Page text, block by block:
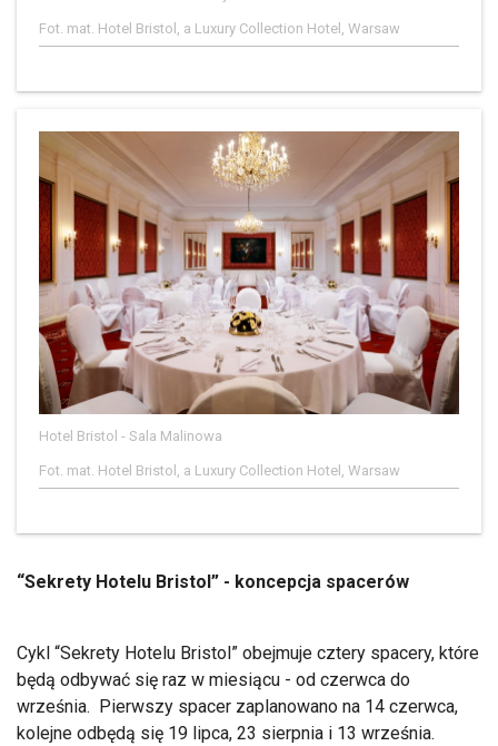
Fot. mat. Hotel Bristol, a Luxury Collection Hotel, Warsaw
Hotel Bristol - Sala Malinowa
Fot. mat. Hotel Bristol, a Luxury Collection Hotel, Warsaw
“Sekrety Hotelu Bristol” - koncepcja spacerów
Cykl “Sekrety Hotelu Bristol” obejmuje cztery spacery, które
będą odbywać się raz w miesiącu - od czerwca do
września. Pierwszy spacer zaplanowano na 14 czerwca,
kolejne odbędą się 19 lipca, 23 sierpnia i 13 września.